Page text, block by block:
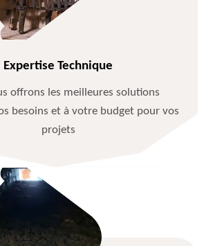
Expertise Technique
offrons les meilleures solutions
besoins et à votre budget pour vos
projets